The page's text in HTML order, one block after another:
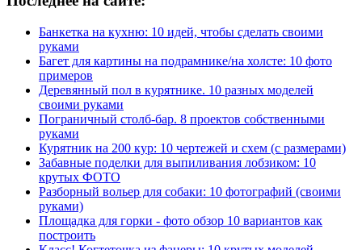
Банкетка на кухню: 10 идей, чтобы сделать своими
руками
Багет для картины на подрамнике/на холсте: 10 фото
примеров
Деревянный пол в курятнике. 10 разных моделей
своими руками
Пограничный столб-бар. 8 проектов собственными
руками
Курятник на 200 кур: 10 чертежей и схем (с размерами)
Забавные поделки для выпиливания лобзиком: 10
крутых ФОТО
Разборный вольер для собаки: 10 фотографий (своими
руками)
Площадка для горки - фото обзор 10 вариантов как
построить